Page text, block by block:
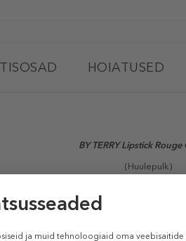
HOIATUSED
BY TERRY Lipstick
(Huulepulk)
niisutus ja mugavus. Ei määrdu,
lõpptulemus.